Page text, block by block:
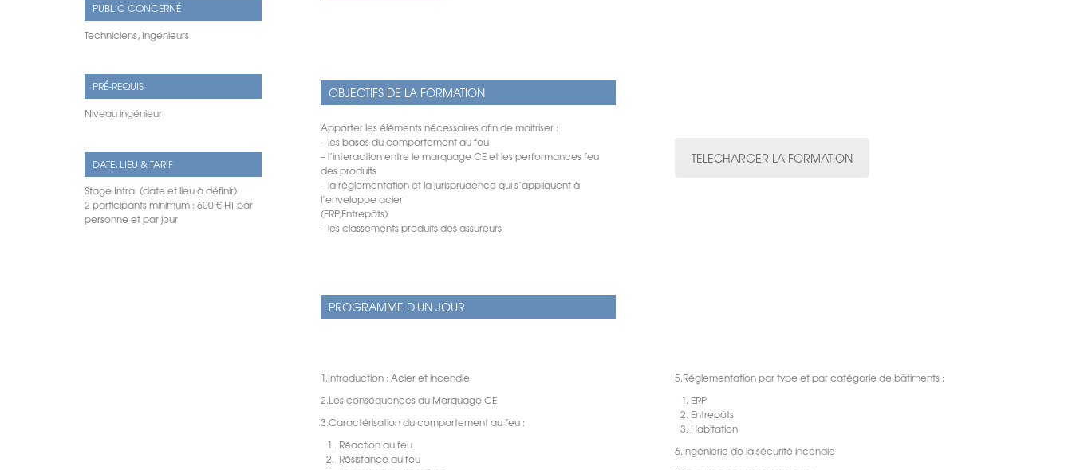
PUBLIC CONCERNÉ
Techniciens, Ingénieurs
PRÉ-REQUIS
Niveau ingénieur
DATE, LIEU & TARIF
Stage Intra (date et lieu à définir)
2 participants minimum : 600 € HT par
personne et par jour
OBJECTIFS DE LA FORMATION
Apporter les éléments nécessaires afin de maitriser :
– les bases du comportement au feu
– l’interaction entre le marquage CE et les performances feu
des produits
– la réglementation et la jurisprudence qui s’appliquent à
l’enveloppe acier
(ERP,Entrepôts)
– les classements produits des assureurs
TELECHARGER LA FORMATION
PROGRAMME D'UN JOUR
1.Introduction : Acier et incendie
2.Les conséquences du Marquage CE
3.Caractérisation du comportement au feu :
Réaction au feu
Résistance au feu
5.Réglementation par type et par catégorie de bâtiments :
ERP
Entrepôts
Habitation
6.Ingénierie de la sécurité incendie